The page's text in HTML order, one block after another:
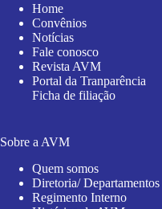
Home
Convênios
Notícias
Fale conosco
Revista AVM
Portal da Tranparência
Ficha de filiação
Sobre a AVM
Quem somos
Diretoria/ Departamentos
Regimento Interno